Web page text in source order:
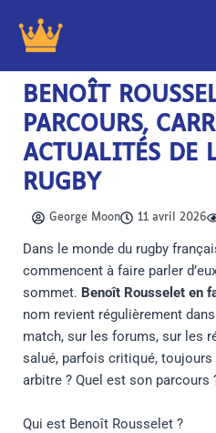
contenu
BENOÎT
PARCOURS,
ACTUALITÉS DE
RUGBY
George Moon 11 avril 2026
Dans le monde du rugby
commencent à faire parler
sommet. Benoît Rousselet en
nom revient régulièrement
match, sur les forums, sur les
salué, parfois critiqué,
arbitre ? Quel est son parcours
Qui est Benoît Rousselet ?